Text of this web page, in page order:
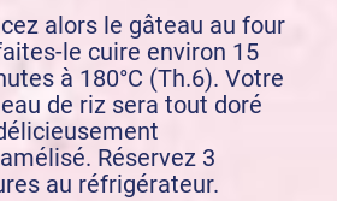
alors le gâteau au four
le cuire environ 15
à 180°C (Th.6). Votre
de riz sera tout doré
Réservez 3
au réfrigérateur.